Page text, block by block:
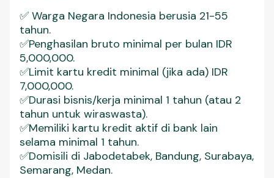
✅ Warga Negara Indonesia berusia 21-55
tahun.
✅Penghasilan bruto minimal per bulan IDR
5,000,000.
✅Limit kartu kredit minimal (jika ada) IDR
7,000,000.
✅Durasi bisnis/kerja minimal 1 tahun (atau 2
tahun untuk wiraswasta).
✅Memiliki kartu kredit aktif di bank lain
selama minimal 1 tahun.
✅Domisili di Jabodetabek, Bandung, Surabaya,
Semarang, Medan.